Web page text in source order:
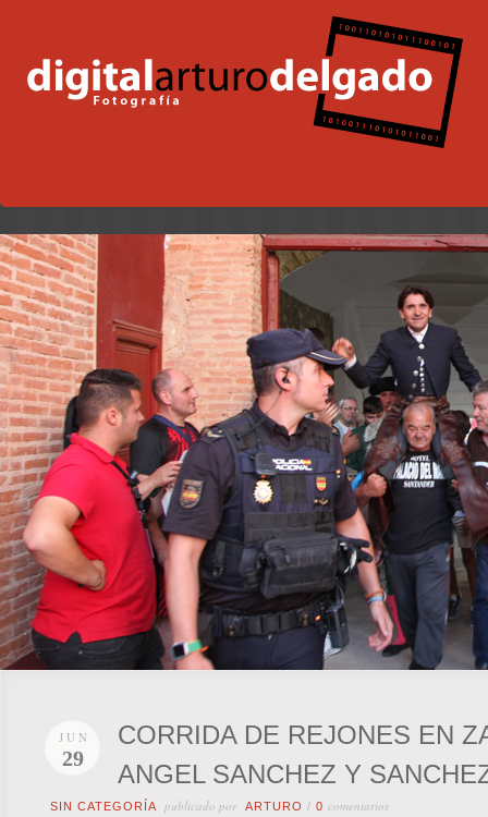
JUN
29
CORRIDA DE REJONES EN
ANGEL SANCHEZ Y
SIN CATEGORÍA publicado por ARTURO / 0 comentarios